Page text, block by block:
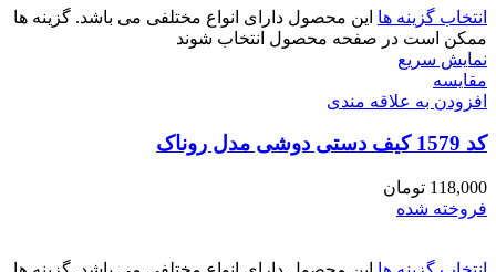
انتخاب گزینه ها این محصول دارای انواع مختلفی می باشد. گزینه ها
ممکن است در صفحه محصول انتخاب شوند
نمایش سریع
مقايسه
افزودن به علاقه مندی
کد 1579 کیف دستی دوشی مدل روناک
118,000 تومان
فروخته شده